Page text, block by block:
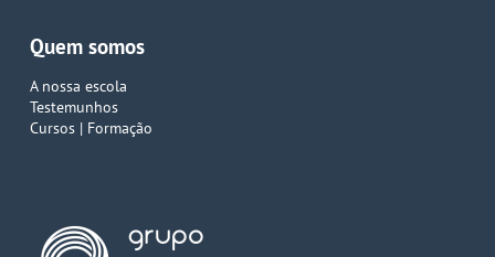
Quem somos
A nossa escola
Testemunhos
Cursos | Formação